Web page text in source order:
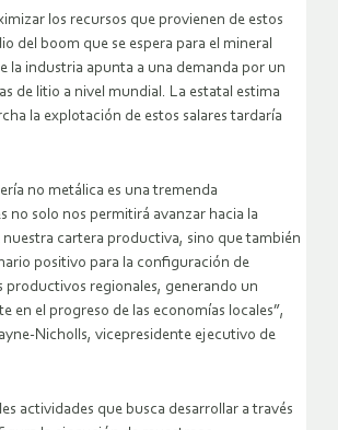
los recursos que provienen de estos
del boom que se espera para el mineral
la industria apunta a una demanda por un
de litio a nivel mundial. La estatal estima
la explotación de estos salares tardaría
no metálica es una tremenda
no solo nos permitirá avanzar hacia la
cartera productiva, sino que también
positivo para la configuración de
productivos regionales, generando un
en el progreso de las economías locales”,
Nicholls, vicepresidente ejecutivo de
actividades que busca desarrollar a través